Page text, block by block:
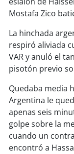
Mostafa Zico
La hinchada
respiró aliviada
VAR y anuló el
pisotón previo
Quedaba media
Argentina le
apenas seis
golpe sobre la
cuando un
encontró a